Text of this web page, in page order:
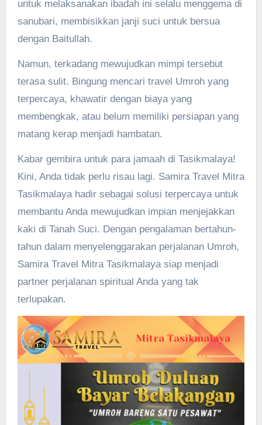
untuk melaksanakan ibadah ini selalu menggema di
sanubari, membisikkan janji suci untuk bersua
dengan Baitullah.
Namun, terkadang mewujudkan mimpi tersebut
terasa sulit. Bingung mencari travel Umroh yang
terpercaya, khawatir dengan biaya yang
membengkak, atau belum memiliki persiapan yang
matang kerap menjadi hambatan.
Kabar gembira untuk para jamaah di Tasikmalaya!
Kini, Anda tidak perlu risau lagi. Samira Travel Mitra
Tasikmalaya hadir sebagai solusi terpercaya untuk
membantu Anda mewujudkan impian menjejakkan
kaki di Tanah Suci. Dengan pengalaman bertahun-
tahun dalam menyelenggarakan perjalanan Umroh,
Samira Travel Mitra Tasikmalaya siap menjadi
partner perjalanan spiritual Anda yang tak
terlupakan.